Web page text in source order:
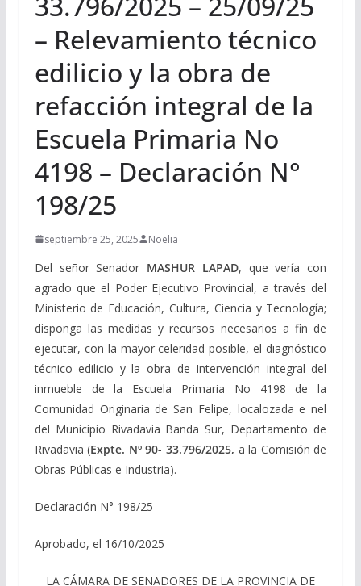
– Relevamiento técnico
edilicio y la obra de
refacción integral de la
Escuela Primaria No
4198 – Declaración N°
198/25
septiembre 25, 2025 Noelia
Del señor Senador MASHUR LAPAD, que vería con
agrado que el Poder Ejecutivo Provincial, a través del
Ministerio de Educación, Cultura, Ciencia y Tecnología;
disponga las medidas y recursos necesarios a fin de
ejecutar, con la mayor celeridad posible, el diagnóstico
técnico edilicio y la obra de Intervención integral del
inmueble de la Escuela Primaria No 4198 de la
Comunidad Originaria de San Felipe, localozada e nel
del Municipio Rivadavia Banda Sur, Departamento de
Rivadavia (Expte. Nº 90- 33.796/2025, a la Comisión de
Obras Públicas e Industria).
Declaración N° 198/25
Aprobado, el 16/10/2025
LA CÁMARA DE SENADORES DE LA PROVINCIA DE